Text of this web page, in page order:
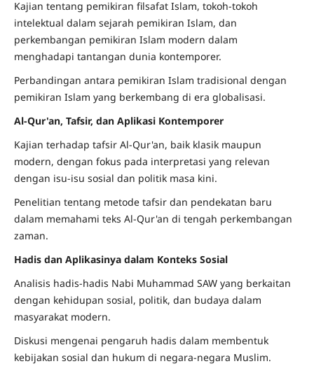
Kajian tentang pemikiran filsafat Islam, tokoh-tokoh
intelektual dalam sejarah pemikiran Islam, dan
perkembangan pemikiran Islam modern dalam
menghadapi tantangan dunia kontemporer.
Perbandingan antara pemikiran Islam tradisional dengan
pemikiran Islam yang berkembang di era globalisasi.
Al-Qur'an, Tafsir, dan Aplikasi Kontemporer
Kajian terhadap tafsir Al-Qur'an, baik klasik maupun
modern, dengan fokus pada interpretasi yang relevan
dengan isu-isu sosial dan politik masa kini.
Penelitian tentang metode tafsir dan pendekatan baru
dalam memahami teks Al-Qur'an di tengah perkembangan
zaman.
Hadis dan Aplikasinya dalam Konteks Sosial
Analisis hadis-hadis Nabi Muhammad SAW yang berkaitan
dengan kehidupan sosial, politik, dan budaya dalam
masyarakat modern.
Diskusi mengenai pengaruh hadis dalam membentuk
kebijakan sosial dan hukum di negara-negara Muslim.